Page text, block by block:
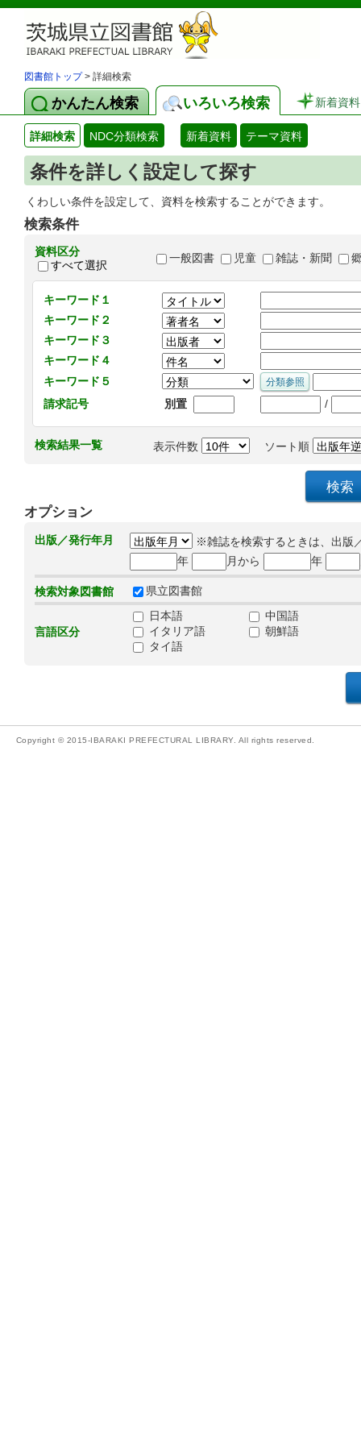
図書館トップ> 詳細検索
かんたん検索 いろいろ検索 新着資料
詳細検索 NDC分類検索 新着資料 テーマ資料
条件を詳しく設定して探す
くわしい条件を設定して、資料を検索することができます。
検索条件
資料区分
すべて選択
一般図書 児童 雑誌・新聞
キーワード１
キーワード２
キーワード３
キーワード４
キーワード５
請求記号
別置 /
検索結果一覧 表示件数 ソート順
オプション
出版／発行年月
※雑誌を検索するときは、出版
年
月から 年
検索対象図書館 県立図書館
言語区分
日本語
中国語
イタリア語
朝鮮語
タイ語
Copyright © 2015-IBARAKI PREFECTURAL LIBRARY. All rights reserved.